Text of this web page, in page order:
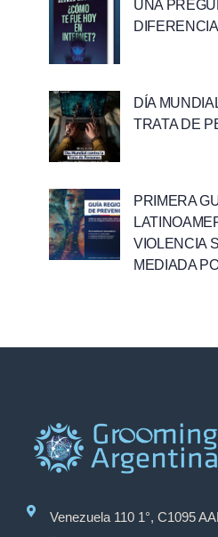
UNA
DÍA
TRATA DE
PRIMERA
VIOLENCIA
MEDIADA
Venezuela 110 1°, C1095